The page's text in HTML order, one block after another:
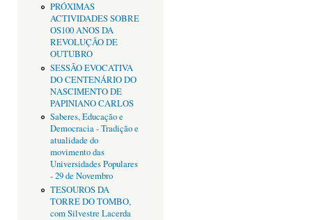
PRÓXIMAS
ACTIVIDADES SOBRE
OS100 ANOS DA
REVOLUÇÃO DE
OUTUBRO
SESSÃO EVOCATIVA
DO CENTENÁRIO DO
NASCIMENTO DE
PAPINIANO CARLOS
Saberes, Educação e
Democracia - Tradição e
atualidade do
movimento das
Universidades Populares
- 29 de Novembro
TESOUROS DA
TORRE DO TOMBO,
com Silvestre Lacerda